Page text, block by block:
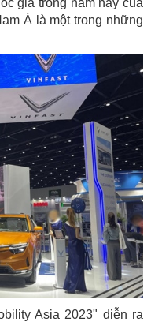
gia trong năm nay của
Á là một trong những
Asia 2023" diễn ra